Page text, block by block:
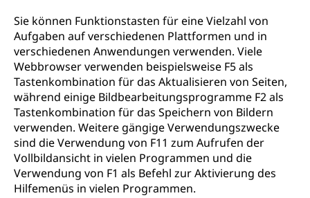
Sie können Funktionstasten für eine Vielzahl von
Aufgaben auf verschiedenen Plattformen und in
verschiedenen Anwendungen verwenden. Viele
Webbrowser verwenden beispielsweise F5 als
Tastenkombination für das Aktualisieren von Seiten,
während einige Bildbearbeitungsprogramme F2 als
Tastenkombination für das Speichern von Bildern
verwenden. Weitere gängige Verwendungszwecke
sind die Verwendung von F11 zum Aufrufen der
Vollbildansicht in vielen Programmen und die
Verwendung von F1 als Befehl zur Aktivierung des
Hilfemenüs in vielen Programmen.